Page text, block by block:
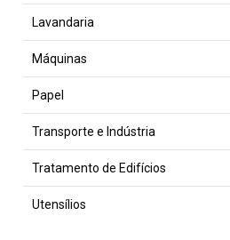
Lavandaria
Máquinas
Papel
Transporte e Indústria
Tratamento de Edifícios
Utensílios